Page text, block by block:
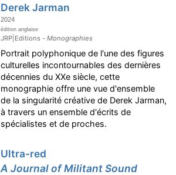
Derek Jarman
2024
édition anglaise
JRP|Editions -Monographies
Portrait polyphonique de l'une des figures
culturelles incontournables des dernières
décennies du XXe siècle, cette
monographie offre une vue d'ensemble
de la singularité créative de Derek Jarman,
à travers un ensemble d'écrits de
spécialistes et de proches.
Ultra-red
A Journal of Militant Sound